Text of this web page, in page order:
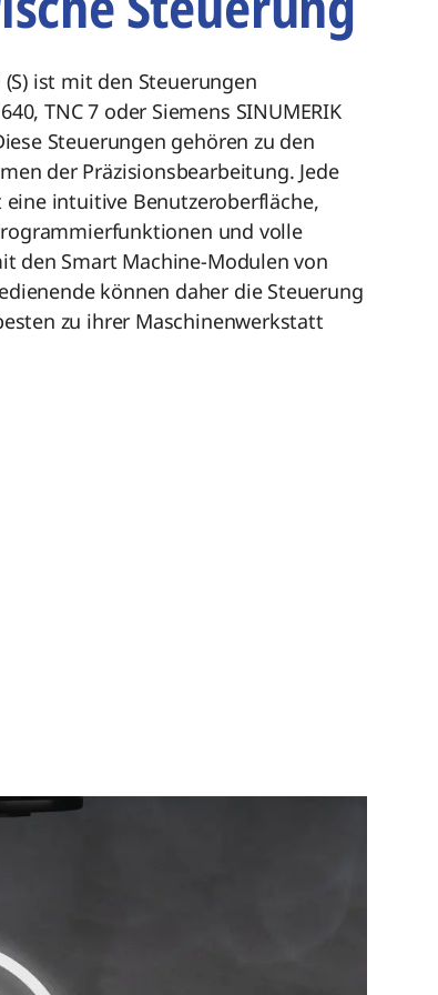
(S) ist mit den Steuerungen
TNC 7 oder Siemens SINUMERIK
Steuerungen gehören zu den
der Präzisionsbearbeitung. Jede
intuitive Benutzeroberfläche,
und volle
den Smart Machine-Modulen von
können daher die Steuerung
zu ihrer Maschinenwerkstatt